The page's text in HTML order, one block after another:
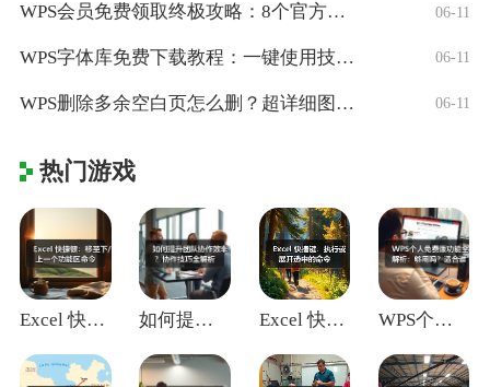
WPS会员免费领取终极攻略：8个官方认证 06-11
WPS字体库免费下载教程：一键使用技巧与 06-11
WPS删除多余空白页怎么删？超详细图文教 06-11
热门游戏
Excel 快捷键：移至下/上一个功能区 如何提升团队协作效率？协作技巧全解析 Excel 快捷键：执行或展开选中的命令 WPS个人免费版功能全解析：够用吗？适合